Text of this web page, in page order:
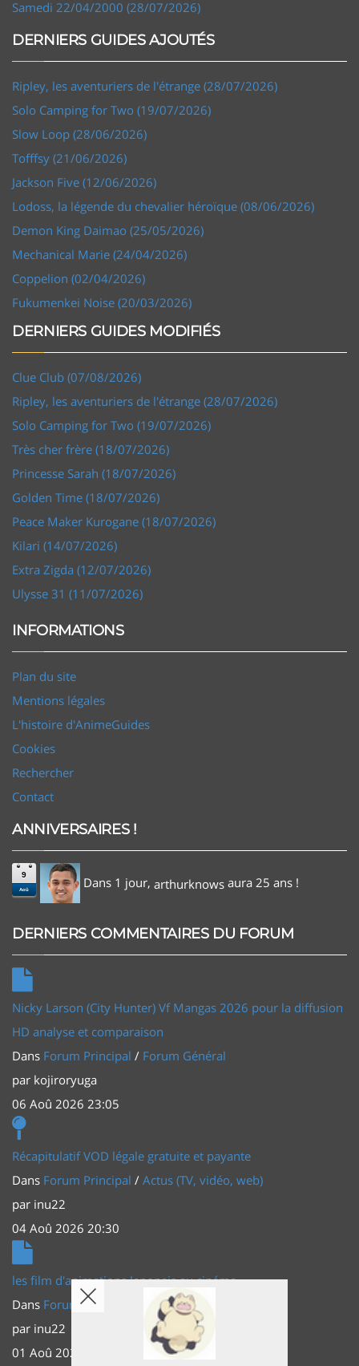
Samedi 22/04/2000 (28/07/2026)
DERNIERS GUIDES AJOUTÉS
Ripley, les aventuriers de l'étrange (28/07/2026)
Solo Camping for Two (19/07/2026)
Slow Loop (28/06/2026)
Tofffsy (21/06/2026)
Jackson Five (12/06/2026)
Lodoss, la légende du chevalier héroïque (08/06/2026)
Demon King Daimao (25/05/2026)
Mechanical Marie (24/04/2026)
Coppelion (02/04/2026)
Fukumenkei Noise (20/03/2026)
DERNIERS GUIDES MODIFIÉS
Clue Club (07/08/2026)
Ripley, les aventuriers de l'étrange (28/07/2026)
Solo Camping for Two (19/07/2026)
Très cher frère (18/07/2026)
Princesse Sarah (18/07/2026)
Golden Time (18/07/2026)
Peace Maker Kurogane (18/07/2026)
Kilari (14/07/2026)
Extra Zigda (12/07/2026)
Ulysse 31 (11/07/2026)
INFORMATIONS
Plan du site
Mentions légales
L'histoire d'AnimeGuides
Cookies
Rechercher
Contact
ANNIVERSAIRES !
9
Aoû Dans 1 jour, arthurknows aura 25 ans !
DERNIERS COMMENTAIRES DU FORUM
Nicky Larson (City Hunter) Vf Mangas 2026 pour la diffusion
HD analyse et comparaison
Dans Forum Principal / Forum Général
par kojiroryuga
06 Aoû 2026 23:05
Récapitulatif VOD légale gratuite et payante
Dans Forum Principal / Actus (TV, vidéo, web)
par inu22
04 Aoû 2026 20:30
les film d'animations Japonais au cinéma
Dans Forum Principal
Actus (TV, vidéo, web)
par inu22
01 Aoû 2026 20:56